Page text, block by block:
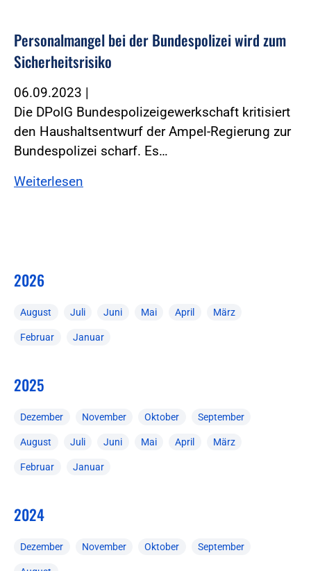
Personalmangel bei der Bundespolizei wird zum
Sicherheitsrisiko
06.09.2023 |
Die DPolG Bundespolizeigewerkschaft kritisiert
den Haushaltsentwurf der Ampel-Regierung zur
Bundespolizei scharf. Es…
Weiterlesen
2026
August Juli Juni Mai April März
Februar Januar
2025
Dezember November Oktober September
August Juli Juni Mai April März
Februar Januar
2024
Dezember November Oktober September